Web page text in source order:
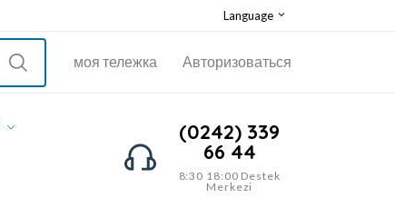
Language
моя тележка Авторизоваться
(0242) 339
66 44
8:30 18:00 Destek
Merkezi